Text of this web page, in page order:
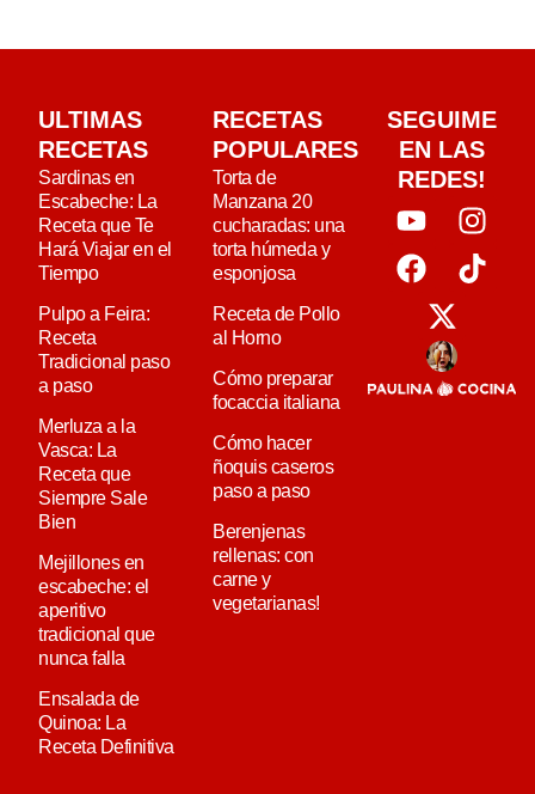
ULTIMAS
RECETAS
Sardinas en
Escabeche: La
Receta que Te
Hará Viajar en el
Tiempo
Pulpo a Feira:
Receta
Tradicional paso
a paso
Merluza a la
Vasca: La
Receta que
Siempre Sale
Bien
Mejillones en
escabeche: el
aperitivo
tradicional que
nunca falla
Ensalada de
Quinoa: La
Receta Definitiva
RECETAS
POPULARES
Torta de
Manzana 20
cucharadas: una
torta húmeda y
esponjosa
Receta de Pollo
al Horno
Cómo preparar
focaccia italiana
Cómo hacer
ñoquis caseros
paso a paso
Berenjenas
rellenas: con
carne y
vegetarianas!
SEGUIME
EN LAS
REDES!